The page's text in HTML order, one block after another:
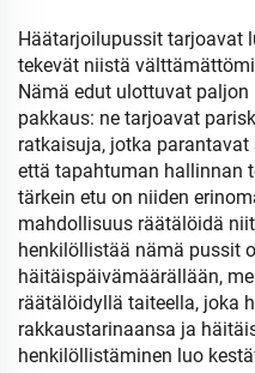
Häätarjoilupussit tarjoavat
tekevät niistä
Nämä edut ulottuvat
pakkaus: ne tarjoavat
ratkaisuja, jotka
että tapahtuman hallinnan
tärkein etu on niiden
mahdollisuus räätälöidä
henkilöllistää nämä pussit
häitäispäivämäärällään,
räätälöidyllä taiteella, joka
rakkaustarinaansa ja
henkilöllistäminen luo